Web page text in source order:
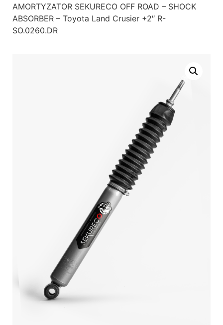
AMORTYZATOR SEKURECO OFF ROAD – SHOCK
ABSORBER – Toyota Land Crusier +2″ R-
SO.0260.DR